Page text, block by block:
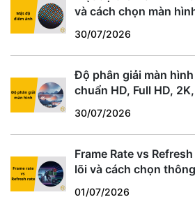
và cách chọn màn
30/07/2026
Độ phân giải màn
chuẩn HD, Full HD,
30/07/2026
Frame Rate vs
lõi và cách chọn
01/07/2026